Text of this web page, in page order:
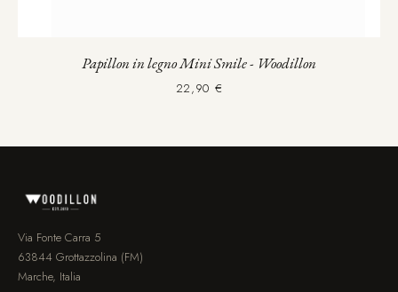
Papillon in legno Mini Smile - Woodillon
22,90 €
Via Fonte Carra 5
63844 Grottazzolina (FM)
Marche, Italia